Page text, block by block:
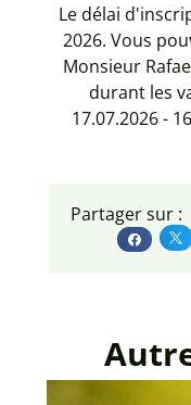
Le délai
2026. Vous
Monsieur
durant les
17.07.2026 -
Partager sur :